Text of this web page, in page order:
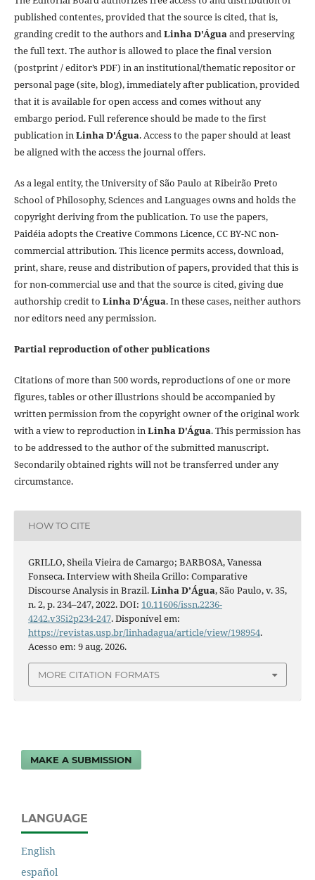
published contentes, provided that the source is cited, that is,
granding credit to the authors and Linha D'Água and preserving
the full text. The author is allowed to place the final version
(postprint / editor’s PDF) in an institutional/thematic repositor or
personal page (site, blog), immediately after publication, provided
that it is available for open access and comes without any
embargo period. Full reference should be made to the first
publication in Linha D'Água. Access to the paper should at least
be aligned with the access the journal offers.
As a legal entity, the University of São Paulo at Ribeirão Preto
School of Philosophy, Sciences and Languages owns and holds the
copyright deriving from the publication. To use the papers,
Paidéia adopts the Creative Commons Licence, CC BY-NC non-
commercial attribution. This licence permits access, download,
print, share, reuse and distribution of papers, provided that this is
for non-commercial use and that the source is cited, giving due
authorship credit to Linha D'Água. In these cases, neither authors
nor editors need any permission.
Partial reproduction of other publications
Citations of more than 500 words, reproductions of one or more
figures, tables or other illustrions should be accompanied by
written permission from the copyright owner of the original work
with a view to reproduction inLinha D'Água. This permission has
to be addressed to the author of the submitted manuscript.
Secondarily obtained rights will not be transferred under any
circumstance.
HOW TO CITE
GRILLO, Sheila Vieira de Camargo; BARBOSA, Vanessa
Fonseca. Interview with Sheila Grillo: Comparative
Discourse Analysis in Brazil.Linha D’Água, São Paulo, v. 35,
n. 2, p. 234–247, 2022. DOI: 10.11606/issn.2236-
4242.v35i2p234-247. Disponível em:
https://revistas.usp.br/linhadagua/article/view/198954.
Acesso em: 9 aug. 2026.
MORE CITATION FORMATS
MAKE A SUBMISSION
LANGUAGE
English
español